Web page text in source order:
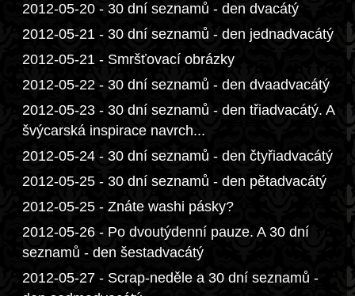
2012-05-20 - 30 dní seznamů - den dvacátý
2012-05-21 - 30 dní seznamů - den jednadvacátý
2012-05-21 - Smršťovací obrázky
2012-05-22 - 30 dní seznamů - den dvaadvacátý
2012-05-23 - 30 dní seznamů - den třiadvacátý. A
švýcarská inspirace navrch...
2012-05-24 - 30 dní seznamů - den čtyřiadvacátý
2012-05-25 - 30 dní seznamů - den pětadvacátý
2012-05-25 - Znáte washi pásky?
2012-05-26 - Po dvoutýdenní pauze. A 30 dní
seznamů - den šestadvacátý
2012-05-27 - Scrap-neděle a 30 dní seznamů -